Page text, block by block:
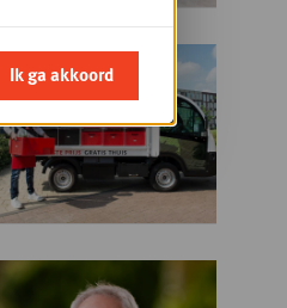
Ik ga akkoord